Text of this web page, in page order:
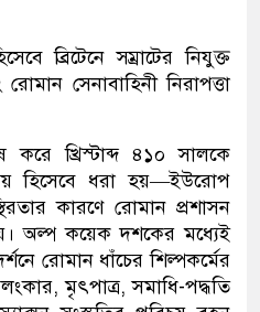
ব্রিটেনে সম্রাটের নিযুক্ত
সেনাবাহিনী নিরাপত্তা
খ্রিস্টাব্দ ৪১০ সালকে
হিসেবে ধরা হয়—ইউরোপ
কারণে রোমান প্রশাসন
অল্প কয়েক দশকের মধ্যেই
রোমান ধাঁচের শিল্পকর্মের
মৃৎপাত্র, সমাধি-পদ্ধতি